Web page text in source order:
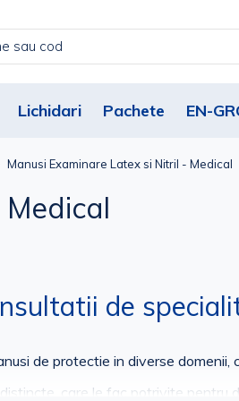
Lichidari Pachete EN-
Manusi Examinare Latex si Nitril - Medical
de
de protectie in diverse
care le fac potrivite pentru